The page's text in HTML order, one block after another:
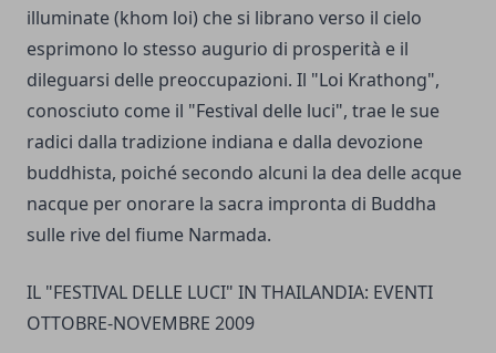
illuminate (khom loi) che si librano verso il cielo
esprimono lo stesso augurio di prosperità e il
dileguarsi delle preoccupazioni. Il "Loi Krathong",
conosciuto come il "Festival delle luci", trae le sue
radici dalla tradizione indiana e dalla devozione
buddhista, poiché secondo alcuni la dea delle acque
nacque per onorare la sacra impronta di Buddha
sulle rive del fiume Narmada.
IL "FESTIVAL DELLE LUCI" IN THAILANDIA: EVENTI
OTTOBRE-NOVEMBRE 2009